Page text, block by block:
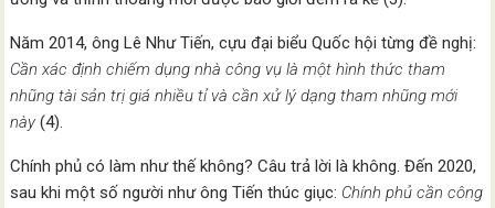
Năm 2014, ông Lê Như Tiến, cựu đại biểu Quốc hội từng đề nghị:
Cần xác định chiếm dụng nhà công vụ là một hình thức tham
nhũng tài sản trị giá nhiều tỉ và cần xử lý dạng tham nhũng mới
này(4).
Chính phủ có làm như thế không? Câu trả lời là không. Đến 2020,
sau khi một số người như ông Tiến thúc giục: Chính phủ cần công